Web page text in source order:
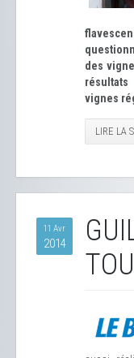
des
vignes
LIRE LA
11 Avr
2014